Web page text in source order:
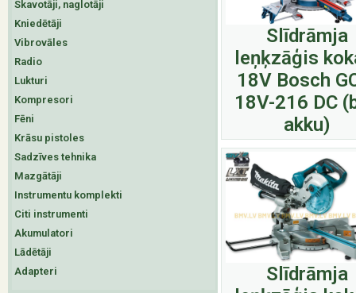
Skavotāji, naglotāji
Kniedētāji
Vibrovāles
Radio
Lukturi
Kompresori
Fēni
Krāsu pistoles
Sadzīves tehnika
Mazgātāji
Instrumentu komplekti
Citi instrumenti
Akumulatori
Lādētāji
Adapteri
Slīdrāmja
leņķzāģis
18V Bosch
18V-216 DC
akku)
Slīdrāmja